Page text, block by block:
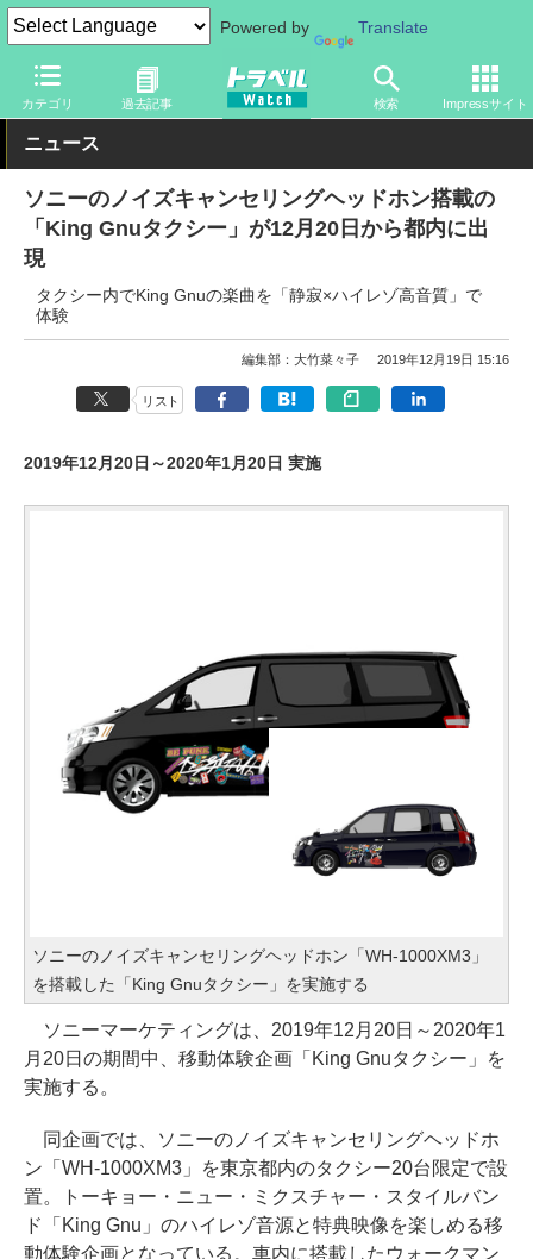
Powered by Translate
カテゴリ 過去記事 検索 Impressサイト
トラベル Watch 旅のアイテム ガジェット ヘッドフォン
ニュース
ソニーのノイズキャンセリングヘッドホン搭載の
「King Gnuタクシー」が12月20日から都内に出
現
タクシー内でKing Gnuの楽曲を「静寂×ハイレゾ高音質」で
体験
編集部：大竹菜々子 2019年12月19日 15:16
リスト
2019年12月20日～2020年1月20日 実施
ソニーのノイズキャンセリングヘッドホン「WH-1000XM3」
を搭載した「King Gnuタクシー」を実施する
ソニーマーケティングは、2019年12月20日～2020年1
月20日の期間中、移動体験企画「King Gnuタクシー」を
実施する。
同企画では、ソニーのノイズキャンセリングヘッドホ
ン「WH-1000XM3」を東京都内のタクシー20台限定で設
置。トーキョー・ニュー・ミクスチャー・スタイルバン
ド「King Gnu」のハイレゾ音源と特典映像を楽しめる移
動体験企画となっている。車内に搭載したウォークマン